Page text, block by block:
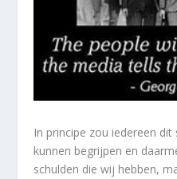
In principe zou iedereen
kunnen begrijpen en
schulden die wij hebben,